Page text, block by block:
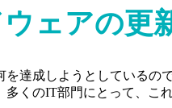
ェアの更
を達成しようとしているの
多くのIT部門にとって、こ